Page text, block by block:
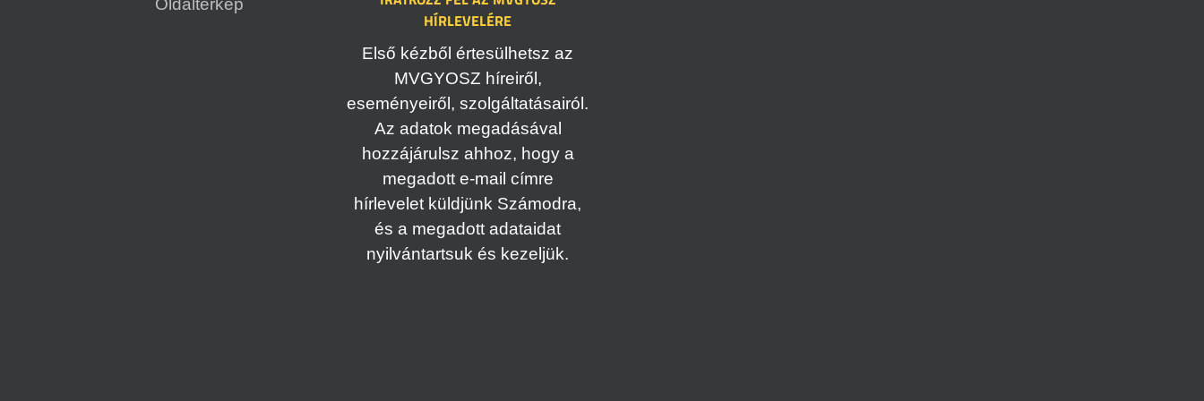
Oldaltérkép
HÍRLEVELÉRE
Első kézből értesülhetsz az
MVGYOSZ híreiről,
eseményeiről, szolgáltatásairól.
Az adatok megadásával
hozzájárulsz ahhoz, hogy a
megadott e-mail címre
hírlevelet küldjünk Számodra,
és a megadott adataidat
nyilvántartsuk és kezeljük.